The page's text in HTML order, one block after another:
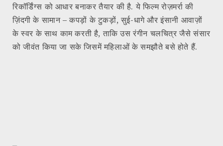
रिकॉर्डिंग्स को आधार बनाकर तैयार की है. ये फिल्म रोज़मर्रा की
ज़िंदगी के सामान – कपड़ों के टुकड़ों, सुई-धागे और इंसानी आवाज़ों
के स्वर के साथ काम करती है, ताकि उस रंगीन चलचित्र जैसे संसार
को जीवंत किया जा सके जिसमें महिलाओं के समझौते बसे होते हैं.